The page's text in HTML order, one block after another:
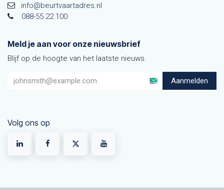
info@beurtvaartadres.nl
088-55 22 100
Meld je aan voor onze nieuwsbrief
Blijf op de hoogte van het laatste nieuws.
Aanmelden
Volg ons op